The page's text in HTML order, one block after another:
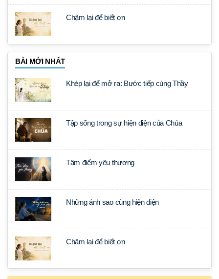
Chậm lại để biết ơn
BÀI MỚI NHẤT
Khép lại để mở ra: Bước tiếp cùng Thầy
Tập sống trong sự hiện diện của Chúa
Tâm điểm yêu thương
Những ánh sao cùng hiện diện
Chậm lại để biết ơn